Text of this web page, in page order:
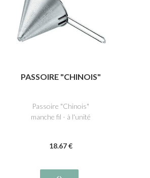
PASSOIRE "CHINOIS"
Passoire "Chinois"
manche fil - à l'unité
18.67 €